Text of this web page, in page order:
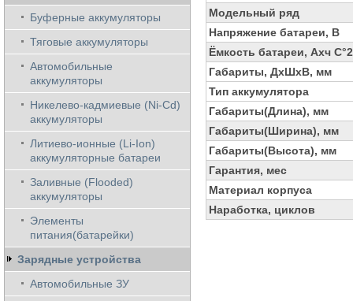
Модельный ряд
Напряжение батареи, В
Ёмкость батареи, Ахч
Габариты, ДхШхВ, мм
Тип аккумулятора
Габариты(Длина), мм
Габариты(Ширина), мм
Габариты(Высота), мм
Гарантия, мес
Материал корпуса
Наработка, циклов
Буферные аккумуляторы
Тяговые аккумуляторы
Автомобильные
аккумуляторы
Никелево-кадмиевые (Ni-Cd)
аккумуляторы
Литиево-ионные (Li-Ion)
аккумуляторные батареи
Заливные (Flooded)
аккумуляторы
Элементы
питания(батарейки)
Зарядные устройства
Автомобильные ЗУ